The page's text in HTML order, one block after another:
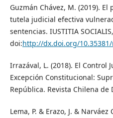
Guzmán Chávez, M. (2019).
tutela judicial efectiva
sentencias. IUSTITIA
doi:http://dx.doi.org/
Irrazával, L. (2018). El Control
Excepción Constitucional:
República. Revista Chilena de
Lema, P. & Erazo, J. &